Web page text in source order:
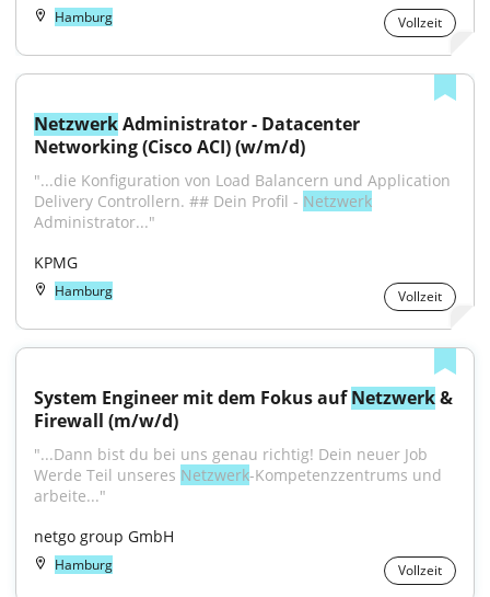
Hamburg Vollzeit
Netzwerk Administrator - Datacenter
Networking (Cisco ACI) (w/m/d)
"...die Konfiguration von Load Balancern und Application
Delivery Controllern. ## Dein Profil - Netzwerk
Administrator..."
KPMG
Hamburg Vollzeit
System Engineer mit dem Fokus auf Netzwerk &
Firewall (m/w/d)
"...Dann bist du bei uns genau richtig! Dein neuer Job
Werde Teil unseres Netzwerk-Kompetenzzentrums und
arbeite..."
netgo group GmbH
Hamburg Vollzeit